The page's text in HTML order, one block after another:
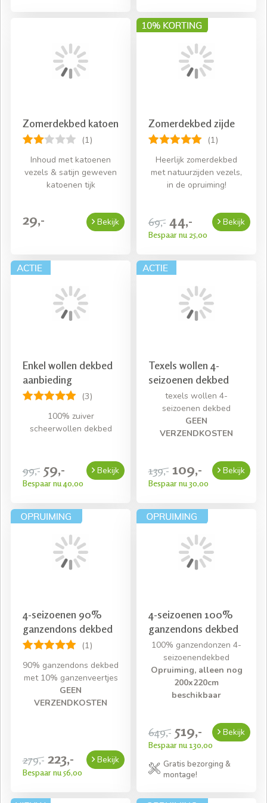
Zomerdekbed katoen
(1)
Inhoud met katoenen
vezels & satijn geweven
katoenen tijk
29,- Bekijk
Zomerdekbed zijde
(1)
Heerlijk zomerdekbed
met natuurzijden vezels,
in de opruiming!
69,- 44,-
Bespaar nu 25,00
Bekijk
Enkel wollen dekbed
aanbieding
(3)
100% zuiver
scheerwollen dekbed
99,- 59,-
Bespaar nu 40,00
Bekijk
Texels wollen 4-
seizoenen dekbed
texels wollen 4-
seizoenen dekbed
GEEN
VERZENDKOSTEN
139,- 109,-
Bespaar nu 30,00
Bekijk
4-seizoenen 90%
ganzendons dekbed
(1)
90% ganzendons dekbed
met 10% ganzenveertjes
GEEN
VERZENDKOSTEN
279,- 223,-
Bespaar nu 56,00
Bekijk
4-seizoenen 100%
ganzendons dekbed
100% ganzendonzen 4-
seizoenendekbed
Opruiming, alleen nog
200x220cm
beschikbaar
649,- 519,-
Bespaar nu 130,00
Bekijk
Gratis bezorging &
montage!